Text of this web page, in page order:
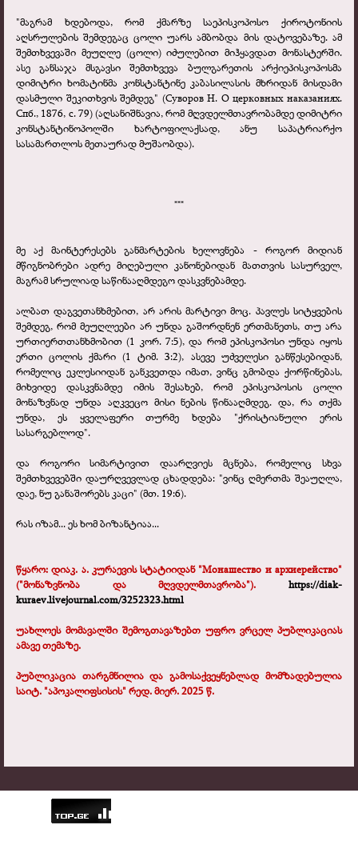
"მაგრამ ხდებოდა, რომ ქმარზე საეპისკოპოსო ქიროტონიის
აღსრულების შემდეგაც ცოლი უარს ამბობდა მის დატოვებაზე. ამ
შემთხვევაში მეუღლე (ცოლი) იძულებით მიჰყავდათ მონასტერში.
ასე განსაჯა მსგავსი შემთხვევა ბულგარეთის არქიეპისკოპოსმა
დიმიტრი ხომატინმა კონსტანტინე კაბასილასის მხრიდან მისდამი
დასმული შეკითხვის შემდეგ" (Суворов Н. О церковных наказаниях.
Спб., 1876, с. 79) (აღსანიშნავია, რომ მღვდელმთავრობამდე დიმიტრი
კონსტანტინოპოლში ხარტოფილაქსად, ანუ საპატრიარქო
სასამართლოს მეთაურად მუშაობდა).
***
მე აქ მაინტერესებს განმარტების ხელოვნება - როგორ მიდიან
მწიგნობრები ადრე მიღებული კანონებიდან მათთვის სასურველ,
მაგრამ სრულიად საწინააღმდეგო დასკვნებამდე.
ალბათ დაგვეთანხმებით, არ არის მარტივი მოც. პავლეს სიტყვების
შემდეგ, რომ მეუღლეები არ უნდა გაშორდნენ ერთმანეთს, თუ არა
ურთიერთთანხმობით (1 კორ. 7:5), და რომ ეპისკოპოსი უნდა იყოს
ერთი ცოლის ქმარი (1 ტიმ. 3:2), ასევე უძველესი განწესებიდან,
რომელიც ეკლესიიდან განკვეთდა იმათ, ვინც გმობდა ქორწინებას,
მიხვიდე დასკვნამდე იმის შესახებ, რომ ეპისკოპოსის ცოლი
მონაზვნად უნდა აღკვეცო მისი ნების წინააღმდეგ. და, რა თქმა
უნდა, ეს ყველაფერი თურმე ხდება "ქრისტიანული ერის
სასარგებლოდ".
და როგორი სიმარტივით დაარღვიეს მცნება, რომელიც სხვა
შემთხვევებში დაურღვევლად ცხადდება: "ვინც ღმერთმა შეაუღლა,
დაე, ნუ განაშორებს კაცი" (მთ. 19:6).
რას იზამ... ეს ხომ ბიზანტიაა...
წყარო: დიაკ. ა. კურაევის სტატიიდან "Монашество и архиерейство"
("მონაზვნობა და მღვდელმთავრობა"). https://diak-
kuraev.livejournal.com/3252323.html
უახლოეს მომავალში შემოგთავაზებთ უფრო ვრცელ პუბლიკაციას
ამავე თემაზე.
პუბლიკაცია თარგმნილია და გამოსაქვეყნებლად მომზადებულია
საიტ. "აპოკალიფსისის" რედ. მიერ. 2025 წ.